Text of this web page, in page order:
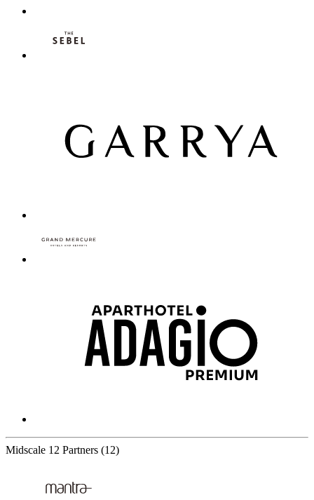
Midscale 12 Partners (12)